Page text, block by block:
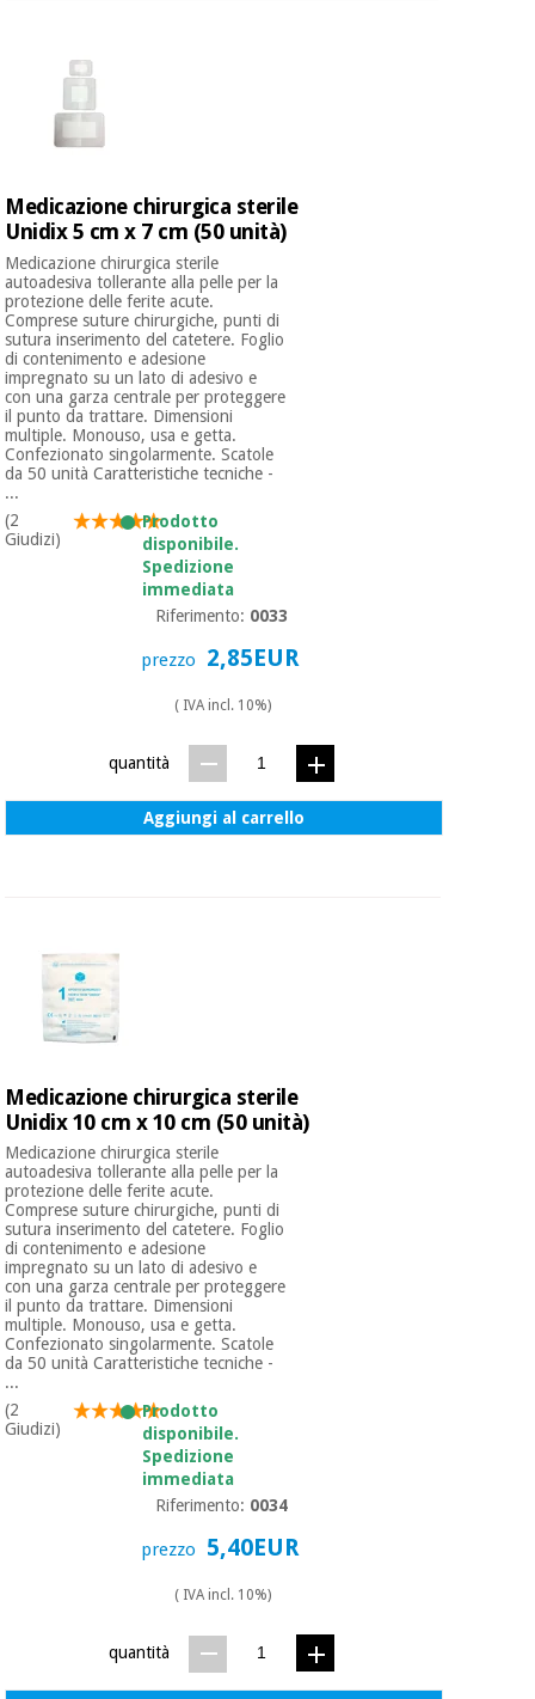
Offerte
Fisaude
Tech
Academy
Medicina
tradizionale
cinese
Armadi
terapeutici
Materiale
essenziale
per la
protezione
dei
coronavirus
Aerobica,
fitness e
pilates
(liquidazione)
Outlet
Fisaude
Tech
Academy
Attrezzature
mediche
tradizionale
cinese
Mobili
clinici
Armadi
terapeutici
Materiale
essenziale
Sport
Armadi
sanitari
Ortopedia
Strumenti
chirurgici
(liquidazione)
Medicazione chirurgica sterile
Unidix 5 cm x 7 cm (50 unità)
Medicazione chirurgica sterile
autoadesiva tollerante alla pelle per la
protezione delle ferite acute.
Comprese suture chirurgiche, punti di
sutura inserimento del catetere. Foglio
di contenimento e adesione
impregnato su un lato di adesivo e
con una garza centrale per proteggere
il punto da trattare. Dimensioni
multiple. Monouso, usa e getta.
Confezionato singolarmente. Scatole
da 50 unità Caratteristiche tecniche -
...
(2
Giudizi)
Prodotto
disponibile.
Spedizione
immediata
Riferimento: 0033
prezzo 2,85EUR
( IVA incl. 10%)
quantità
Aggiungi al carrello
Medicazione chirurgica sterile
Unidix 10 cm x 10 cm (50 unità)
Medicazione chirurgica sterile
autoadesiva tollerante alla pelle per la
protezione delle ferite acute.
Comprese suture chirurgiche, punti di
sutura inserimento del catetere. Foglio
di contenimento e adesione
impregnato su un lato di adesivo e
con una garza centrale per proteggere
il punto da trattare. Dimensioni
multiple. Monouso, usa e getta.
Confezionato singolarmente. Scatole
da 50 unità Caratteristiche tecniche -
...
(2
Giudizi)
Prodotto
disponibile.
Spedizione
immediata
Riferimento: 0034
prezzo 5,40EUR
( IVA incl. 10%)
quantità